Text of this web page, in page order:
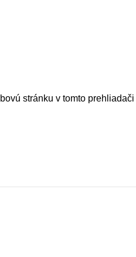
stránku v tomto prehliadači